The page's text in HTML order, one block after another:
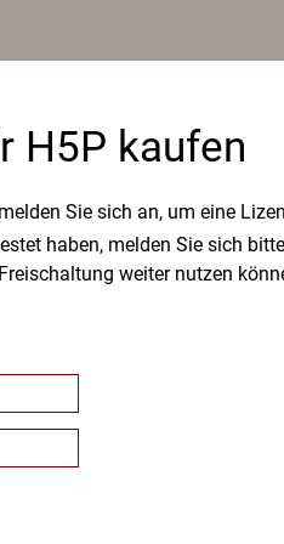
H5P kaufen
Sie sich an, um eine
haben, melden Sie sich
weiter nutzen